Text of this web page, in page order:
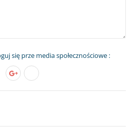
się prze media społecznościowe :